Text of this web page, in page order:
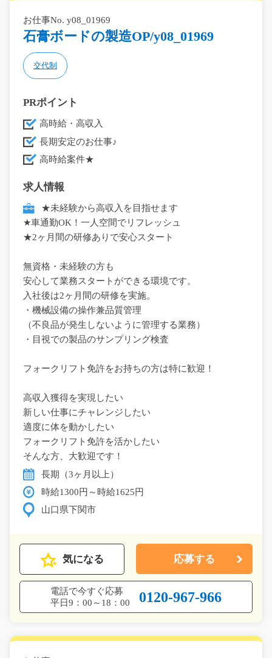
お仕事No. y08_01969
石膏ボードの製造OP/y08_01969
交代制
PRポイント
高時給・高収入
長期安定のお仕事♪
高時給案件★
求人情報
★未経験から高収入を目指せます
★車通勤OK！一人空間でリフレッシュ
★2ヶ月間の研修ありで安心スタート
無資格・未経験の方も
安心して業務スタートができる環境です。
入社後は2ヶ月間の研修を実施。
・機械設備の操作兼品質管理
（不良品が発生しないように管理する業務）
・目視での製品のサンプリング検査
フォークリフト免許をお持ちの方は特に歓迎！
高収入獲得を実現したい
新しい仕事にチャレンジしたい
適度に体を動かしたい
フォークリフト免許を活かしたい
そんな方、大歓迎です！
長期（3ヶ月以上）
時給1300円～時給1625円
山口県下関市
気になる 応募する
電話で今すぐ応募
平日9：00～18：00
0120-967-966